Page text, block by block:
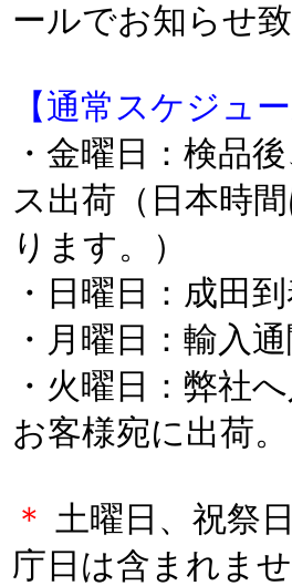
ールでお知らせ致
【通常スケジュー
・金曜日：検品
ス出荷（日本時
ります。）
・日曜日：成田
・月曜日：輸入通
・火曜日：弊社
お客様宛に出荷。
＊ 土曜日、祝祭
庁日は含まれませ